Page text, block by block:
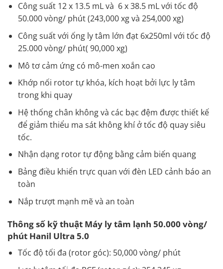
Công suất 12 x 13.5 mL và 6 x 38.5 mL với tốc độ
50.000 vòng/ phút (243,000 xg và 254,000 xg)
Công suất với ống ly tâm lớn đạt 6x250ml với tốc độ
25.000 vòng/ phút( 90,000 xg)
Mô tơ cảm ứng có mô-men xoắn cao
Khớp nối rotor tự khóa, kích hoạt bởi lực ly tâm
trong khi quay
Hệ thống chân không và các bạc đệm được thiết kế
để giảm thiểu ma sát không khí ở tốc độ quay siêu
tốc.
Nhận dạng rotor tự động bằng cảm biến quang
Bảng điều khiển trực quan với đèn LED cảnh báo an
toàn
Nắp trượt mạnh mẽ và an toàn
Thông số kỹ thuật Máy ly tâm lạnh 50.000 vòng/
phút Hanil Ultra 5.0
Tốc độ tối đa (rotor góc): 50,000 vòng/ phút